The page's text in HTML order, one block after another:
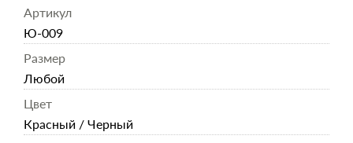
Артикул
Ю-009
Размер
Любой
Цвет
Красный / Черный